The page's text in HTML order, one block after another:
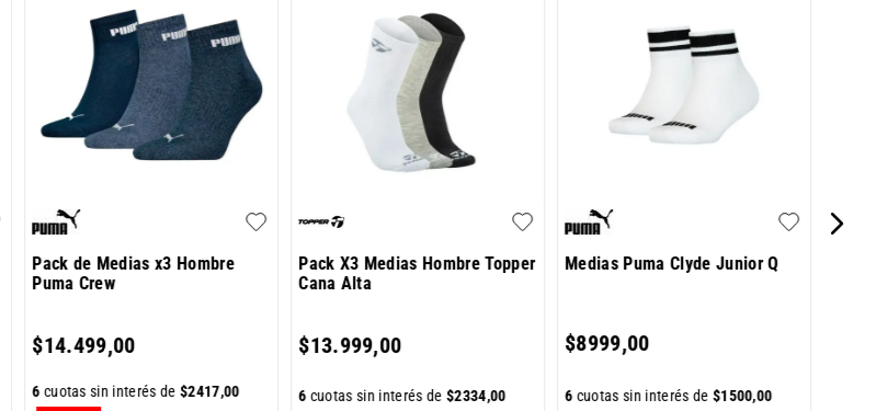
Pack de Medias x3 Hombre
Puma Crew
$14.499,00
6cuotas sin interés de$2417,00
Pack X3 Medias Hombre Topper
Cana Alta
$13.999,00
6cuotas sin interés de$2334,00
Medias Puma Clyde Junior Q
$8999,00
6cuotas sin interés de$1500,00